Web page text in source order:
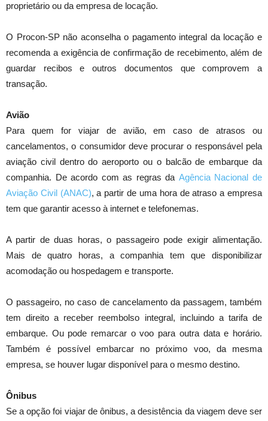
proprietário ou da empresa de locação.
O Procon-SP não aconselha o pagamento integral da locação e
recomenda a exigência de confirmação de recebimento, além de
guardar recibos e outros documentos que comprovem a
transação.
Avião
Para quem for viajar de avião, em caso de atrasos ou
cancelamentos, o consumidor deve procurar o responsável pela
aviação civil dentro do aeroporto ou o balcão de embarque da
companhia. De acordo com as regras da Agência Nacional de
Aviação Civil (ANAC), a partir de uma hora de atraso a empresa
tem que garantir acesso à internet e telefonemas.
A partir de duas horas, o passageiro pode exigir alimentação.
Mais de quatro horas, a companhia tem que disponibilizar
acomodação ou hospedagem e transporte.
O passageiro, no caso de cancelamento da passagem, também
tem direito a receber reembolso integral, incluindo a tarifa de
embarque. Ou pode remarcar o voo para outra data e horário.
Também é possível embarcar no próximo voo, da mesma
empresa, se houver lugar disponível para o mesmo destino.
Ônibus
Se a opção foi viajar de ônibus, a desistência da viagem deve ser